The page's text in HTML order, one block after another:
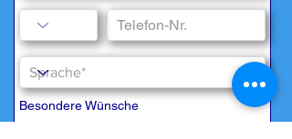
Besondere Wünsche